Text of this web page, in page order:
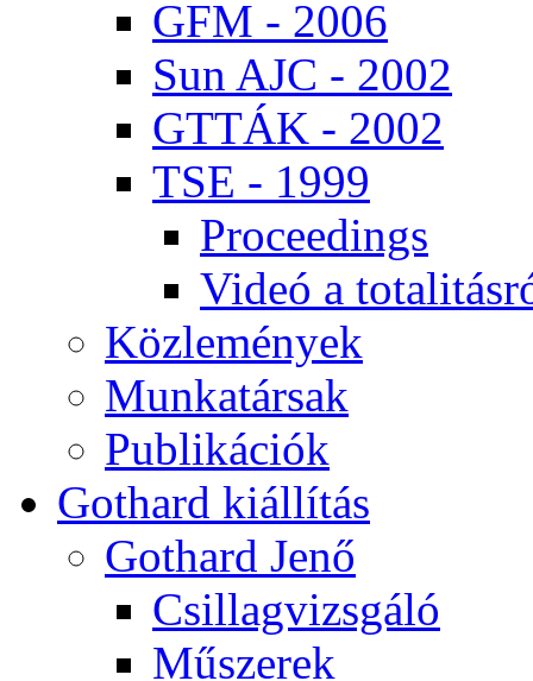
GFM - 2006
Sun AJC - 2002
GT­TÁK - 2002
TSE - 1999
Pro­ce­e­dings
Vi­deó a
Köz­le­mé­nyek
Mun­ka­tár­sak
Pub­li­ká­ci­ók
Got­hard ki­ál­lí­tás
Got­hard Je­nő
Csil­lag­vizs­gá­ló
Mű­sze­rek